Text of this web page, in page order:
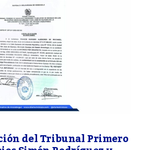
del Tribunal Primero